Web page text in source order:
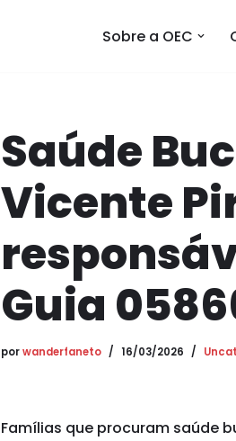
Sobre a OEC
Saúde
Vicente
Guia
porwanderfaneto 16/03/2026
Famílias que procuram saúde